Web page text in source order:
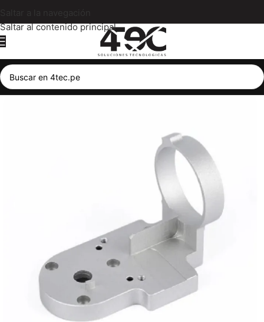
Saltar al contenido principal